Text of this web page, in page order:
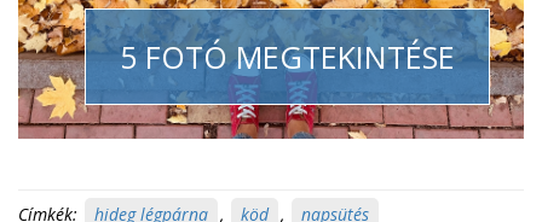
5 FOTÓ MEGTEKINTÉSE
Címkék: hideg légpárna , köd , napsütés